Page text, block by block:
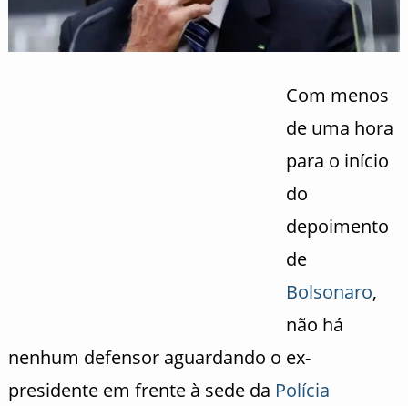
Com menos
de uma hora
para o início
do
depoimento
de
Bolsonaro,
não há
nenhum defensor aguardando o ex-
presidente em frente à sede da Polícia